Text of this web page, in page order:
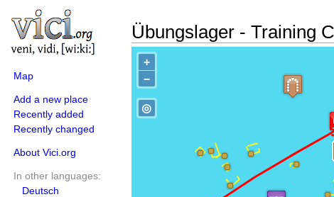
Map
Add a new place
Recently added
Recently changed
About Vici.org
In other languages:
Deutsch
Übungslager - Training
+
−
◎